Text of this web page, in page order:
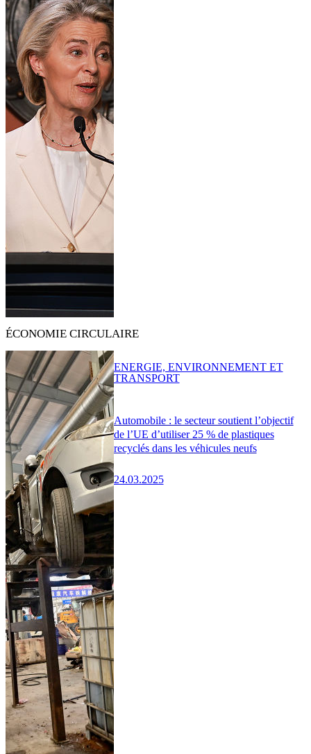
ÉCONOMIE CIRCULAIRE
Automobile : le secteur soutient l’objectif
de l’UE d’utiliser 25 % de plastiques
recyclés dans les véhicules neufs
24.03.2025
ENERGIE, ENVIRONNEMENT ET
TRANSPORT